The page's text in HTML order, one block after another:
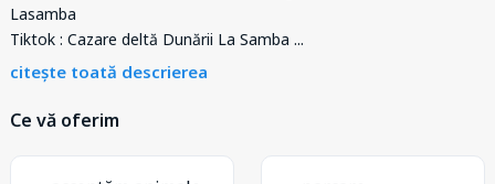
Lasamba
Tiktok : Cazare deltă Dunării La Samba ...
citește toată descrierea
Ce vă oferim